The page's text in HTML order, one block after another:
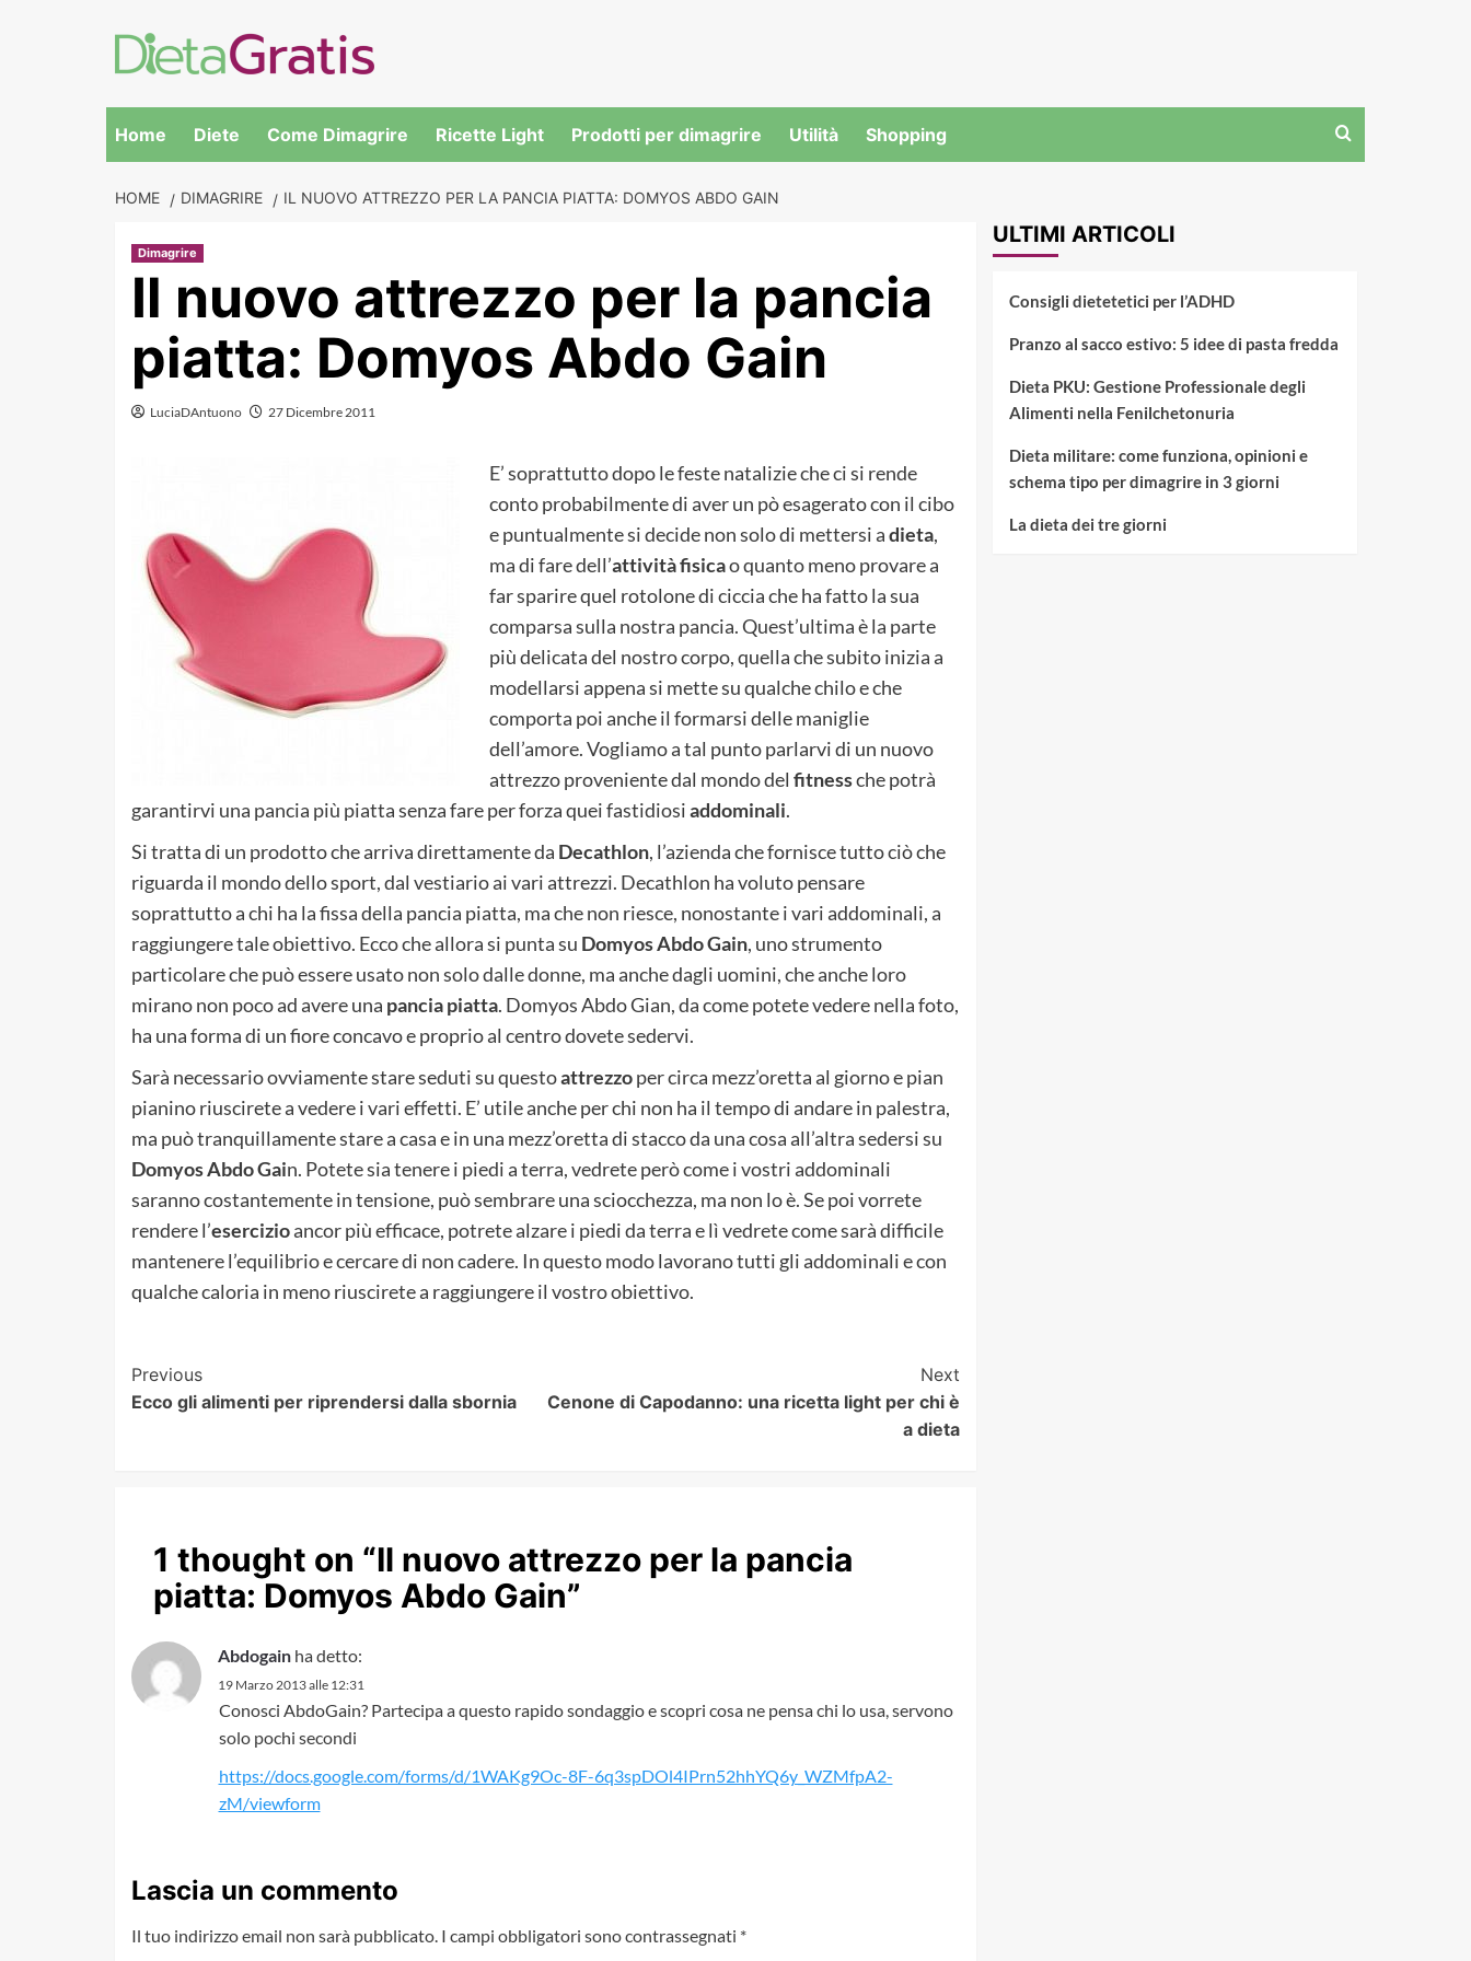
to
content
Home Diete Come Dimagrire Ricette Light Prodotti per dimagrire Utilità Shopping
HOME DIMAGRIRE IL NUOVO ATTREZZO PER LA PANCIA PIATTA: DOMYOS ABDO GAIN
Dimagrire
Il nuovo attrezzo per la pancia
piatta: Domyos Abdo Gain
LuciaDAntuono 27 Dicembre 2011
E’ soprattutto dopo le feste natalizie che ci si rende
conto probabilmente di aver un pò esagerato con il cibo
e puntualmente si decide non solo di mettersi adieta,
ma di fare dell’attività fisicao quanto meno provare a
far sparire quel rotolone di ciccia che ha fatto la sua
comparsa sulla nostra pancia. Quest’ultima è la parte
più delicata del nostro corpo, quella che subito inizia a
modellarsi appena si mette su qualche chilo e che
comporta poi anche il formarsi delle maniglie
dell’amore. Vogliamo a tal punto parlarvi di un nuovo
attrezzo proveniente dal mondo del fitnessche potrà
garantirvi una pancia più piatta senza fare per forza quei fastidiosiaddominali.
Si tratta di un prodotto che arriva direttamente da Decathlon, l’azienda che fornisce tutto ciò che
riguarda il mondo dello sport, dal vestiario ai vari attrezzi. Decathlon ha voluto pensare
soprattutto a chi ha la fissa della pancia piatta, ma che non riesce, nonostante i vari addominali, a
raggiungere tale obiettivo. Ecco che allora si punta su Domyos Abdo Gain, uno strumento
particolare che può essere usato non solo dalle donne, ma anche dagli uomini, che anche loro
mirano non poco ad avere una pancia piatta. Domyos Abdo Gian, da come potete vedere nella foto,
ha una forma di un fiore concavo e proprio al centro dovete sedervi.
Sarà necessario ovviamente stare seduti su questoattrezzoper circa mezz’oretta al giorno e pian
pianino riuscirete a vedere i vari effetti. E’ utile anche per chi non ha il tempo di andare in palestra,
ma può tranquillamente stare a casa e in una mezz’oretta di stacco da una cosa all’altra sedersi su
Domyos Abdo Gain. Potete sia tenere i piedi a terra, vedrete però come i vostri addominali
saranno costantemente in tensione, può sembrare una sciocchezza, ma non lo è. Se poi vorrete
rendere l’esercizioancor più efficace, potrete alzare i piedi da terra e lì vedrete come sarà difficile
mantenere l’equilibrio e cercare di non cadere. In questo modo lavorano tutti gli addominali e con
qualche caloria in meno riuscirete a raggiungere il vostro obiettivo.
Post
Navigation
Previous
Ecco gli alimenti per riprendersi dalla sbornia
Next
Cenone di Capodanno: una ricetta light per chi è
a dieta
1 thought on “Il nuovo attrezzo per la pancia
piatta: Domyos Abdo Gain”
Abdogain ha detto:
19 Marzo 2013 alle 12:31
Conosci AbdoGain? Partecipa a questo rapido sondaggio e scopri cosa ne pensa chi lo usa, servono
solo pochi secondi
https://docs.google.com/forms/d/1WAKg9Oc-8F-6q3spDOl4IPrn52hhYQ6y_WZMfpA2-
zM/viewform
Lascia un commento
Il tuo indirizzo email non sarà pubblicato. I campi obbligatori sono contrassegnati *
ULTIMI ARTICOLI
Consigli dietetetici per l’ADHD
Pranzo al sacco estivo: 5 idee di pasta fredda
Dieta PKU: Gestione Professionale degli
Alimenti nella Fenilchetonuria
Dieta militare: come funziona, opinioni e
schema tipo per dimagrire in 3 giorni
La dieta dei tre giorni